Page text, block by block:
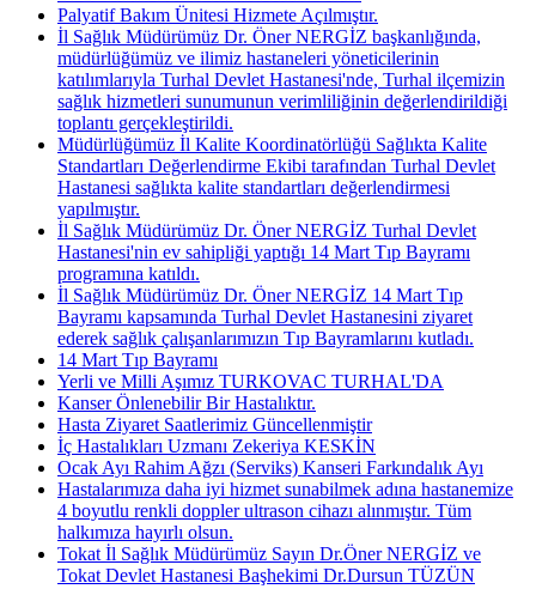
Palyatif Bakım Ünitesi Hizmete Açılmıştır.
İl Sağlık Müdürümüz Dr. Öner NERGİZ başkanlığında,
müdürlüğümüz ve ilimiz hastaneleri yöneticilerinin
katılımlarıyla Turhal Devlet Hastanesi'nde, Turhal ilçemizin
sağlık hizmetleri sunumunun verimliliğinin değerlendirildiği
toplantı gerçekleştirildi.
Müdürlüğümüz İl Kalite Koordinatörlüğü Sağlıkta Kalite
Standartları Değerlendirme Ekibi tarafından Turhal Devlet
Hastanesi sağlıkta kalite standartları değerlendirmesi
yapılmıştır.
İl Sağlık Müdürümüz Dr. Öner NERGİZ Turhal Devlet
Hastanesi'nin ev sahipliği yaptığı 14 Mart Tıp Bayramı
programına katıldı.
İl Sağlık Müdürümüz Dr. Öner NERGİZ 14 Mart Tıp
Bayramı kapsamında Turhal Devlet Hastanesini ziyaret
ederek sağlık çalışanlarımızın Tıp Bayramlarını kutladı.
14 Mart Tıp Bayramı
Yerli ve Milli Aşımız TURKOVAC TURHAL'DA
Kanser Önlenebilir Bir Hastalıktır.
Hasta Ziyaret Saatlerimiz Güncellenmiştir
İç Hastalıkları Uzmanı Zekeriya KESKİN
Ocak Ayı Rahim Ağzı (Serviks) Kanseri Farkındalık Ayı
Hastalarımıza daha iyi hizmet sunabilmek adına hastanemize
4 boyutlu renkli doppler ultrason cihazı alınmıştır. Tüm
halkımıza hayırlı olsun.
Tokat İl Sağlık Müdürümüz Sayın Dr.Öner NERGİZ ve
Tokat Devlet Hastanesi Başhekimi Dr.Dursun TÜZÜN